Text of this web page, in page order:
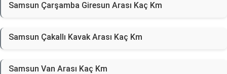
Samsun Çarşamba Giresun Arası Kaç Km
Samsun Çakallı Kavak Arası Kaç Km
Samsun Van Arası Kaç Km